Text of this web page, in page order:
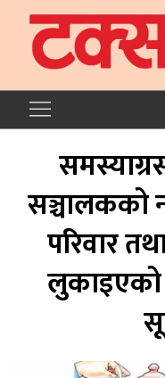
सञ्चालकको
परिवार
लुकाइएको